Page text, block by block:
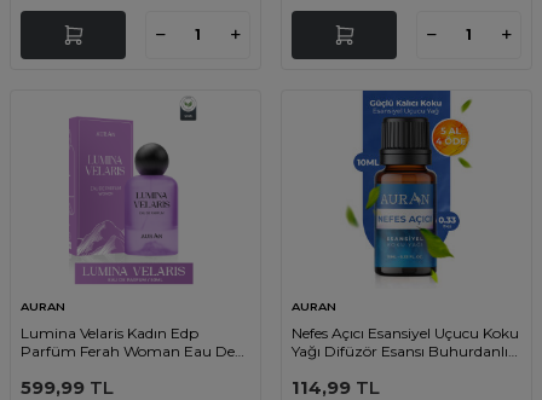
AURAN
Lumina Velaris Kadın Edp
Parfüm Ferah Woman Eau De
599,99 TL
AURAN
Nefes Açıcı Esansiyel Uçucu Koku
Yağı Difüzör Esansı Buhurdanlık
114,99 TL